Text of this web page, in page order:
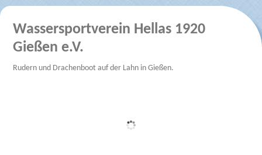
Wassersportverein Hellas 1920
Gießen e.V.
Rudern und Drachenboot auf der Lahn in Gießen.